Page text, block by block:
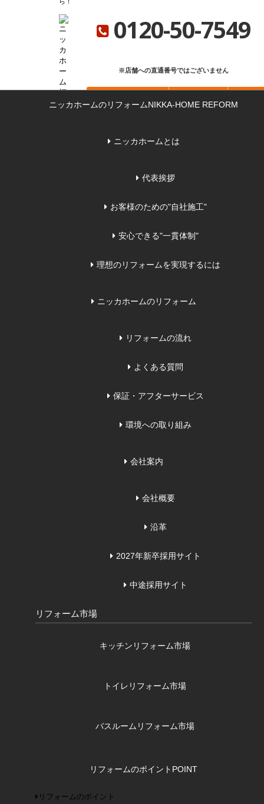
ニッカホーム総合サイト
0120-50-7549
※店舗への直通番号ではございません
ニッカホームのリフォームNIKKA-HOME REFORM
ニッカホームとは
代表挨拶
お客様のための"自社施工"
安心できる"一貫体制"
理想のリフォームを実現するには
ニッカホームのリフォーム
リフォームの流れ
よくある質問
保証・アフターサービス
環境への取り組み
会社案内
会社概要
沿革
2027年新卒採用サイト
中途採用サイト
リフォーム市場
キッチンリフォーム市場
トイレリフォーム市場
バスルームリフォーム市場
リフォームのポイント POINT
リフォームのポイント